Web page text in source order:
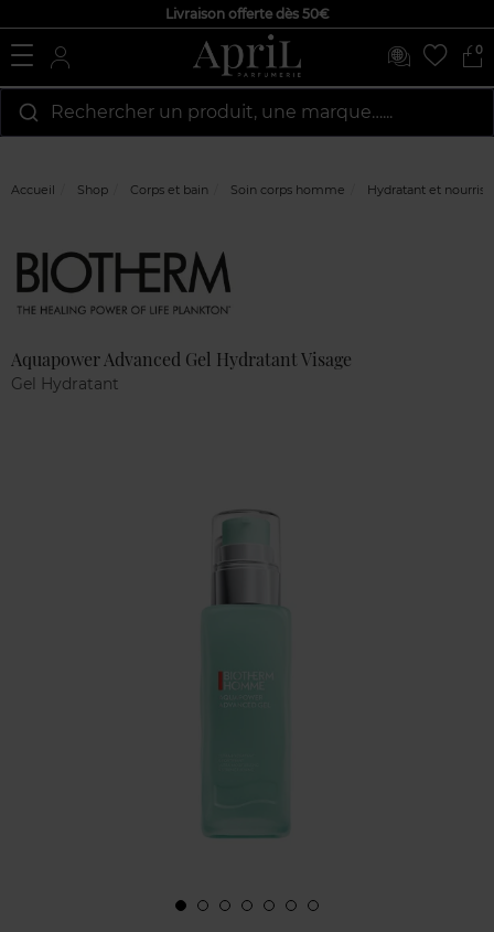
Livraison offerte dès 50€
0
Rechercher un produit, une marque…...
Accueil Shop Corps et bain Soin corps homme Hydratant et
Aquapower Advanced Gel Hydratant Visage
Gel Hydratant